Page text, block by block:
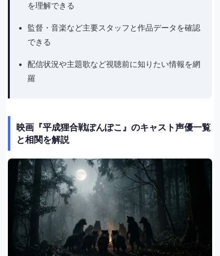
を理解できる
監督・音楽など主要スタッフと作品データを確認
できる
配信状況や主題歌など視聴前に知りたい情報を網
羅
映画『平成狸合戦ぽんぽこ』のキャスト声優一覧
と相関を解説